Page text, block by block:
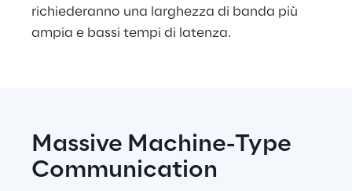
richiederanno una larghezza di banda più
ampia e bassi tempi di latenza.
Massive Machine-Type
Communication